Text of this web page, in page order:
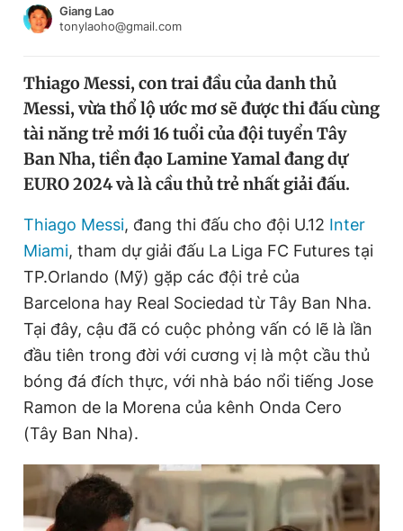
Chào ngày mới
Video Magazine
Sản phẩm khác
Tiện ích Bạn cần biết
Thông tin tòa soạn Liên hệ quảng cáo
Đọc Thanh Niên trên điện thoại
Theo dõi báo trên
Đăng xuất
Giang Lao
tonylaoho@gmail.com
Thiago Messi, con trai đầu của danh thủ
Messi, vừa thổ lộ ước mơ sẽ được thi đấu cùng
tài năng trẻ mới 16 tuổi của đội tuyển Tây
Ban Nha, tiền đạo Lamine Yamal đang dự
EURO 2024 và là cầu thủ trẻ nhất giải đấu.
Thiago Messi, đang thi đấu cho đội U.12 Inter
Miami, tham dự giải đấu La Liga FC Futures tại
TP.Orlando (Mỹ) gặp các đội trẻ của
Barcelona hay Real Sociedad từ Tây Ban Nha.
Tại đây, cậu đã có cuộc phỏng vấn có lẽ là lần
đầu tiên trong đời với cương vị là một cầu thủ
bóng đá đích thực, với nhà báo nổi tiếng Jose
Ramon de la Morena của kênh Onda Cero
(Tây Ban Nha).